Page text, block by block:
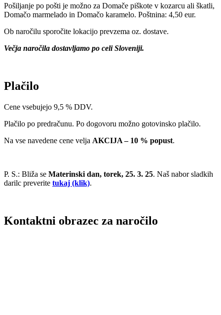
Pošiljanje po pošti je možno za Domače piškote v kozarcu ali škatli,
Domačo marmelado in Domačo karamelo. Poštnina: 4,50 eur.
Ob naročilu sporočite lokacijo prevzema oz. dostave.
Večja naročila dostavljamo po celi Sloveniji.
Plačilo
Cene vsebujejo 9,5 % DDV.
Plačilo po predračunu. Po dogovoru možno gotovinsko plačilo.
Na vse navedene cene velja AKCIJA – 10 % popust.
P. S.: Bliža se Materinski dan, torek, 25. 3. 25. Naš nabor sladkih
darilc preverite tukaj (klik).
Kontaktni obrazec za naročilo